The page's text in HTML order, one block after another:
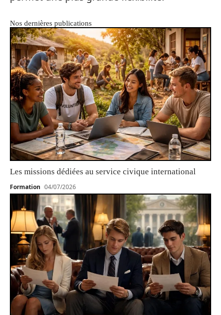
Nos dernières publications
Les missions dédiées au service civique international
Formation 04/07/2026